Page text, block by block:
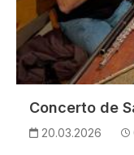
Concerto de
20.03.2026